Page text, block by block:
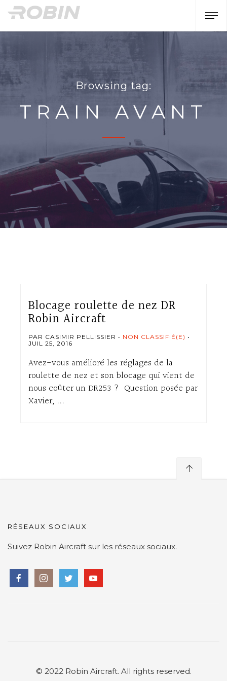
Browsing tag:
TRAIN AVANT
Blocage roulette de nez DR
Robin Aircraft
PAR CASIMIR PELLISSIER
NON CLASSIFIÉ(E)
JUIL 25, 2016
Avez-vous amélioré les réglages de la
roulette de nez et son blocage qui vient de
nous coûter un DR253 ? Question posée par
Xavier, ...
RÉSEAUX SOCIAUX
Suivez Robin Aircraft sur les réseaux sociaux.
© 2022 Robin Aircraft. All rights reserved.